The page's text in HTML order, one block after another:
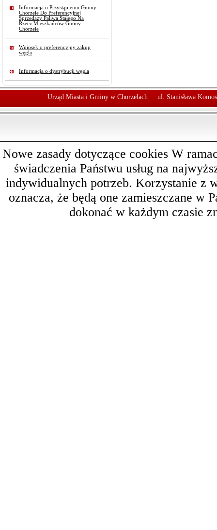
Informacja o Przystąpieniu Gminy
Chorzele Do Preferencyjnej
Sprzedaży Paliwa Stałego Na
Rzecz Mieszkańców Gminy
Chorzele
Wniosek o preferencyjny zakup
węgla
Informacja o dystrybucji węgla
Urząd Miasta i Gminy w Chorzelach ul. Stanisława
Nowe zasady dotyczące cookies W
świadczenia Państwu usług na
indywidualnych potrzeb. Korzystanie z
oznacza, że będą one zamieszczane w
dokonać w każdym czasie